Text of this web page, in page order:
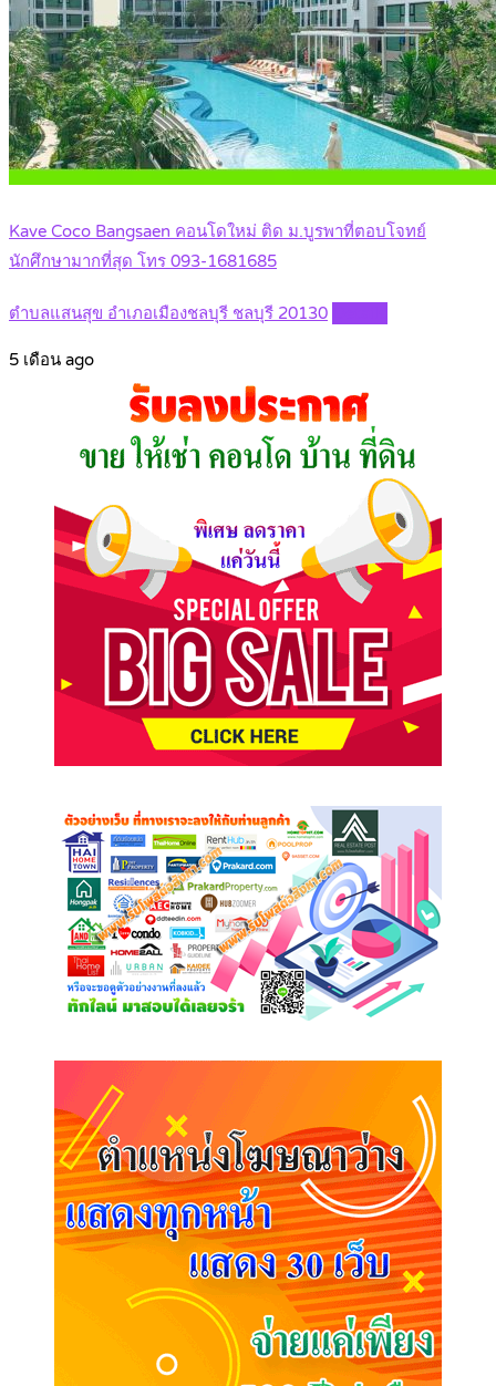
Kave Coco Bangsaen คอนโดใหม่ ติด ม.บูรพาที่ตอบโจทย์
นักศึกษามากที่สุด โทร 093-1681685
ตำบลแสนสุข อำเภอเมืองชลบุรี ชลบุรี 20130
5 เดือน ago